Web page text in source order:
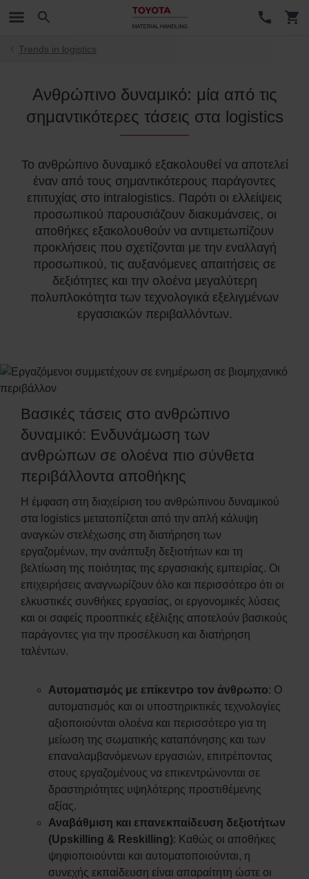
Trends in logistics
Ανθρώπινο δυναμικό: μία από τις
σημαντικότερες τάσεις στα logistics
Το ανθρώπινο δυναμικό εξακολουθεί να αποτελεί
έναν από τους σημαντικότερους παράγοντες
επιτυχίας στο intralogistics. Παρότι οι ελλείψεις
προσωπικού παρουσιάζουν διακυμάνσεις, οι
αποθήκες εξακολουθούν να αντιμετωπίζουν
προκλήσεις που σχετίζονται με την εναλλαγή
προσωπικού, τις αυξανόμενες απαιτήσεις σε
δεξιότητες και την ολοένα μεγαλύτερη
πολυπλοκότητα των τεχνολογικά εξελιγμένων
εργασιακών περιβαλλόντων.
Βασικές τάσεις στο ανθρώπινο
δυναμικό: Ενδυνάμωση των
ανθρώπων σε ολοένα πιο σύνθετα
περιβάλλοντα αποθήκης
Η έμφαση στη διαχείριση του ανθρώπινου δυναμικού
στα logistics μετατοπίζεται από την απλή κάλυψη
αναγκών στελέχωσης στη διατήρηση των
εργαζομένων, την ανάπτυξη δεξιοτήτων και τη
βελτίωση της ποιότητας της εργασιακής εμπειρίας. Οι
επιχειρήσεις αναγνωρίζουν όλο και περισσότερο ότι οι
ελκυστικές συνθήκες εργασίας, οι εργονομικές λύσεις
και οι σαφείς προοπτικές εξέλιξης αποτελούν βασικούς
παράγοντες για την προσέλκυση και διατήρηση
ταλέντων.
Αυτοματισμός με επίκεντρο τον άνθρωπο: Ο
αυτοματισμός και οι υποστηρικτικές τεχνολογίες
αξιοποιούνται ολοένα και περισσότερο για τη
μείωση της σωματικής καταπόνησης και των
επαναλαμβανόμενων εργασιών, επιτρέποντας
στους εργαζομένους να επικεντρώνονται σε
δραστηριότητες υψηλότερης προστιθέμενης
αξίας.
Αναβάθμιση και επανεκπαίδευση δεξιοτήτων
(Upskilling & Reskilling): Καθώς οι αποθήκες
ψηφιοποιούνται και αυτοματοποιούνται, η
συνεχής εκπαίδευση είναι απαραίτητη ώστε οι